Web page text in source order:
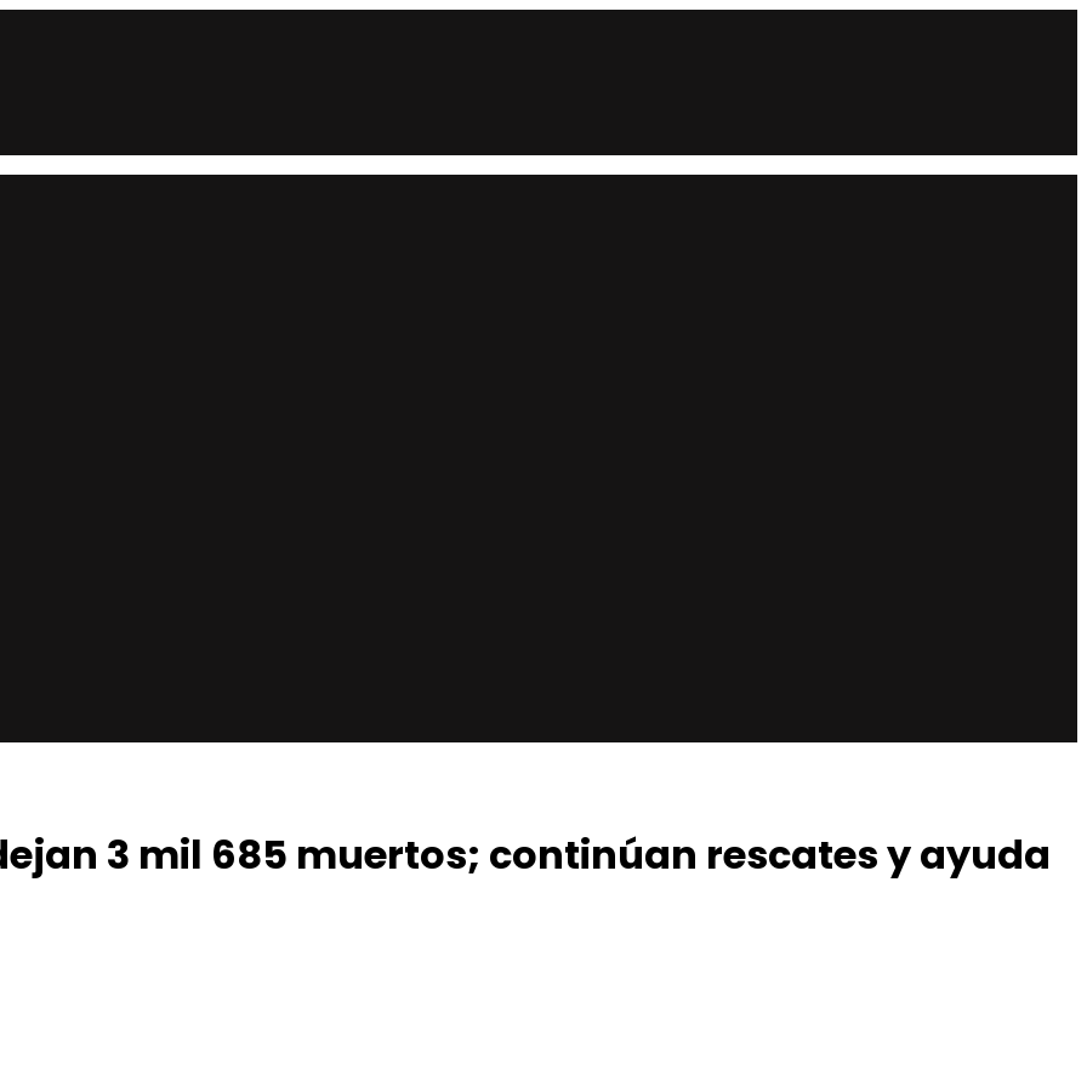
3 mil 685 muertos; continúan rescates y ayuda